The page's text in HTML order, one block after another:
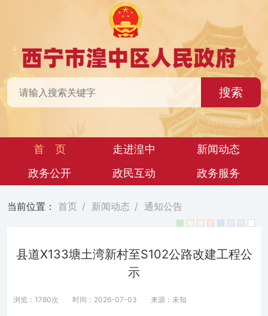
搜索
首 页 走进湟中
新闻动态
政务公开
政民互动 政务服务
当前位置： 首页 / 新闻动态 / 通知公告
县道X133塘土湾新村至S102公路改建工程公
示
浏览：1780次 时间：2026-07-03 来源：未知